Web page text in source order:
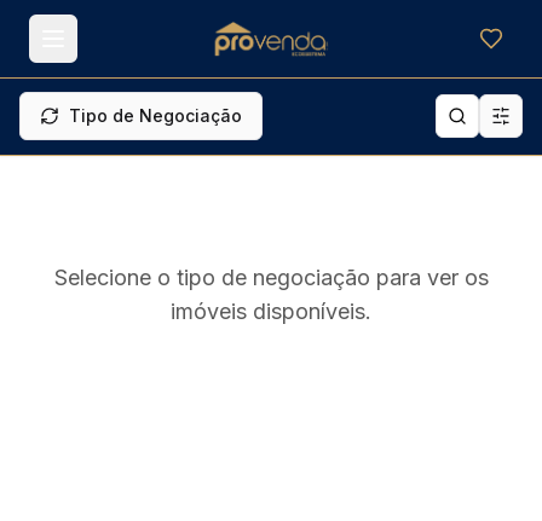
Tipo de Negociação
Selecione o tipo de negociação para ver os
imóveis disponíveis.